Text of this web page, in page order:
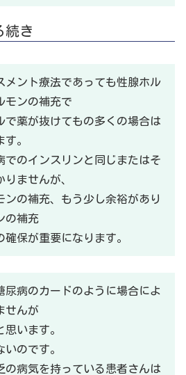
続き
メント療法であっても性腺ホル
モンの補充で
で薬が抜けてもの多くの場合は
。
でのインスリンと同じまたはそ
ませんが、
ンの補充、もう少し余裕があり
の補充
保が重要になります。
尿病のカードのように場合によ
せんが
います。
のです。
の病気を持っている患者さんは